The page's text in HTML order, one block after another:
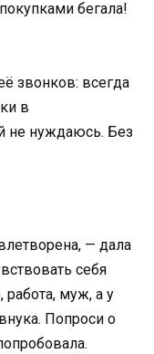
бегала!
звонков: всегда
в
не нуждаюсь. Без
— дала
себя
работа, муж, а у
Попроси о